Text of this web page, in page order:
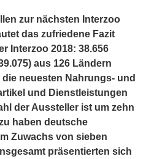
zur nächsten Interzoo
das zufriedene Fazit
Interzoo 2018: 38.656
aus 126 Ländern
neuesten Nahrungs- und
und Dienstleistungen
der Aussteller ist um zehn
haben deutsche
Zuwachs von sieben
präsentierten sich